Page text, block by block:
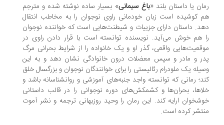
یا داستان بلند «باغ سیمانی» بسیار ساده نوشته شده و مترجم
کوشیده است زبان خودمانی راوی نوجوان را به مخاطب انتقال
داستان دارای جزییات و شیطنت‌هایی است که خواننده نوجوان
هم خوش می‌آید. نویسنده توانسته است با قرار دادن راوی در
واقعی، گذر او و یک خانواده را از شرایط بحرانی مرگ
و مادر و سپس معضلات درون خانوادگی نشان دهد و به این
یک ملودرام رئالیستی را برای خوانندگان نوجوان و بزرگسال خلق
رمانی که توانسته واجد جنبه‌های آموزشی و روانشناسانه باشد و
بحران‌ها و کشمکش‌های دوره نوجوانی را در قالب داستانی
ارایه کند. این رمان را وحید روزبهانی ترجمه و نشر آموت
کرده است.